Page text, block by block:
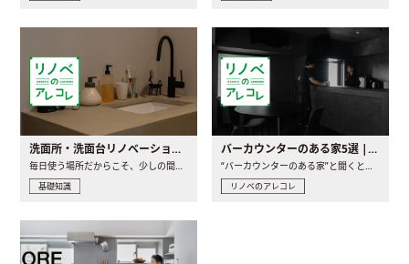
洗面所・洗面台リノベーションの事例と間取りアイデア
毎日使う場所だからこそ、少しの間取りの工夫や素材の選び方で..
基礎知識
バーカウンターのある家5選 | 日常に馴染む“距離の近い”キッチンとは
“バーカウンターのある家”と聞くと、少し特別な、大人のための..
リノベのアレコレ